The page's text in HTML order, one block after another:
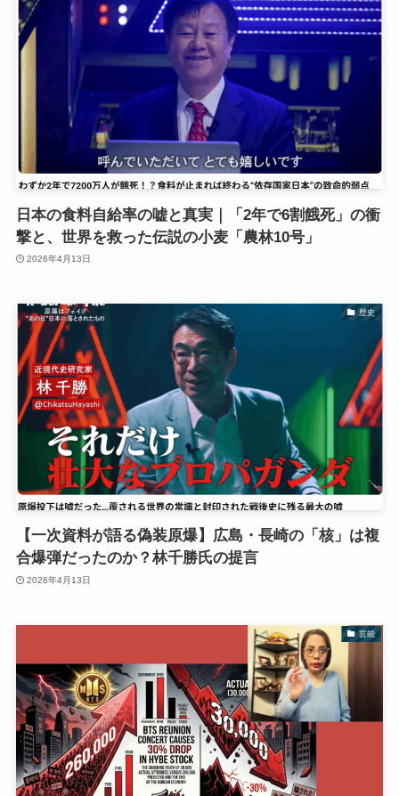
日本の食料自給率の嘘と真実｜「2年で6割餓死」の衝
撃と、世界を救った伝説の小麦「農林10号」
2026年4月13日
歴史
【一次資料が語る偽装原爆】広島・長崎の「核」は複
合爆弾だったのか？林千勝氏の提言
2026年4月13日
芸能